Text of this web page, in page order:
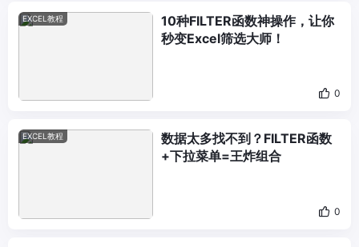
EXCEL教程
10种FILTER函数神操作，让你
秒变Excel筛选大师！
0
EXCEL教程
数据太多找不到？FILTER函数
+下拉菜单=王炸组合
0